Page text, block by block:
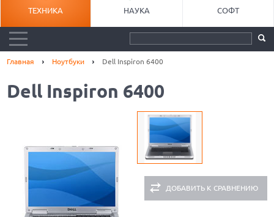
ТЕХНИКА НАУКА СОФТ
Главная Ноутбуки Dell Inspiron 6400
Dell Inspiron 6400
ДОБАВИТЬ К СРАВНЕНИЮ